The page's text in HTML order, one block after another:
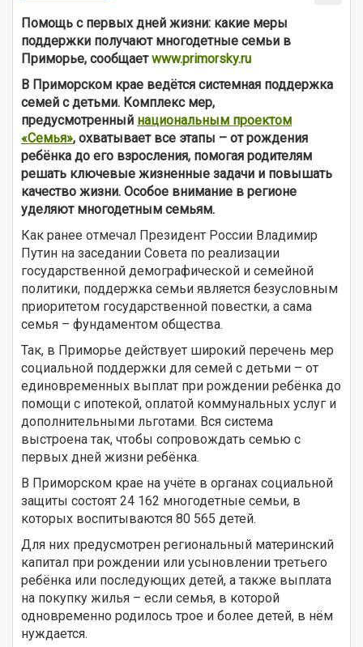
Помощь с первых дней жизни: какие меры
поддержки получают многодетные семьи в
Приморье, сообщаетwww.primorsky.ru
В Приморском крае ведётся системная поддержка
семей с детьми. Комплекс мер,
предусмотренный национальным проектом
«Семья», охватывает все этапы – от рождения
ребёнка до его взросления, помогая родителям
решать ключевые жизненные задачи и повышать
качество жизни. Особое внимание в регионе
уделяют многодетным семьям.
Как ранее отмечал Президент России Владимир
Путин на заседании Совета по реализации
государственной демографической и семейной
политики, поддержка семьи является безусловным
приоритетом государственной повестки, а сама
семья – фундаментом общества.
Так, в Приморье действует широкий перечень мер
социальной поддержки для семей с детьми – от
единовременных выплат при рождении ребёнка до
помощи с ипотекой, оплатой коммунальных услуг и
дополнительными льготами. Вся система
выстроена так, чтобы сопровождать семью с
первых дней жизни ребёнка.
В Приморском крае на учёте в органах социальной
защиты состоят 24 162 многодетные семьи, в
которых воспитываются 80 565 детей.
Для них предусмотрен региональный материнский
капитал при рождении или усыновлении третьего
ребёнка или последующих детей, а также выплата
на покупку жилья – если семья, в которой
одновременно родилось трое и более детей, в нём
нуждается.